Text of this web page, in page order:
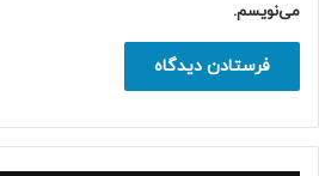
می‌نویسم.